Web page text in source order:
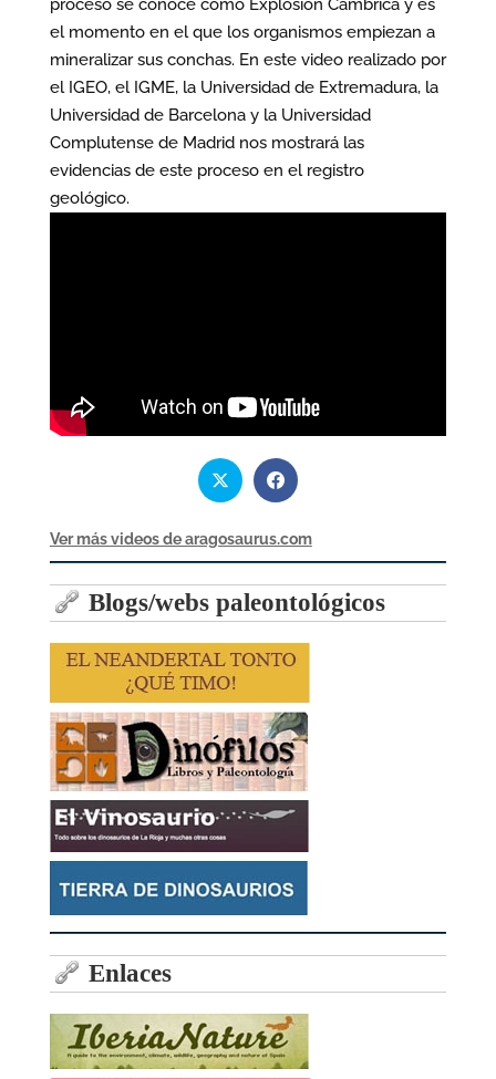
proceso se conoce como Explosión Cámbrica y es
el momento en el que los organismos empiezan a
mineralizar sus conchas. En este video realizado por
el IGEO, el IGME, la Universidad de Extremadura, la
Universidad de Barcelona y la Universidad
Complutense de Madrid nos mostrará las
evidencias de este proceso en el registro
geológico.
Ver más videos de aragosaurus.com
Blogs/webs paleontológicos
Enlaces